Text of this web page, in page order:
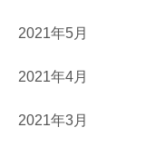
2021年5月
2021年4月
2021年3月